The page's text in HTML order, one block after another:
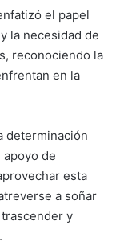
el papel
la necesidad de
reconociendo la
en la
determinación
de
esta
a soñar
y